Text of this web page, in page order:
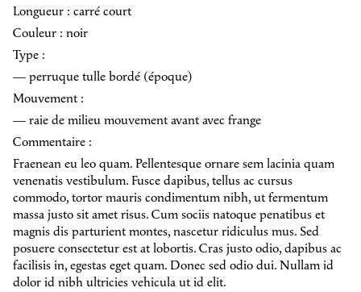
Longueur : carré court
Couleur : noir
Type :
— perruque tulle bordé (époque)
Mouvement :
— raie de milieu mouvement avant avec frange
Commentaire :
Fraenean eu leo quam. Pellentesque ornare sem lacinia quam
venenatis vestibulum. Fusce dapibus, tellus ac cursus
commodo, tortor mauris condimentum nibh, ut fermentum
massa justo sit amet risus. Cum sociis natoque penatibus et
magnis dis parturient montes, nascetur ridiculus mus. Sed
posuere consectetur est at lobortis. Cras justo odio, dapibus ac
facilisis in, egestas eget quam. Donec sed odio dui. Nullam id
dolor id nibh ultricies vehicula ut id elit.